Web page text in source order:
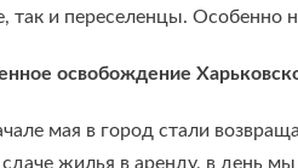
так и переселенцы. Особенно
освобождение
мая в город стали
жилья в аренду, в день